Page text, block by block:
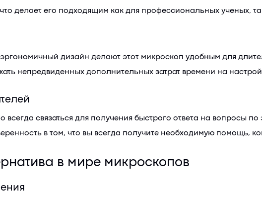
делает его подходящим как для профессиональных ученых,
дизайн делают этот микроскоп удобным для
непредвиденных дополнительных затрат времени на
связаться для получения быстрого ответа на вопросы
в том, что вы всегда получите необходимую помощь,
в мире микроскопов